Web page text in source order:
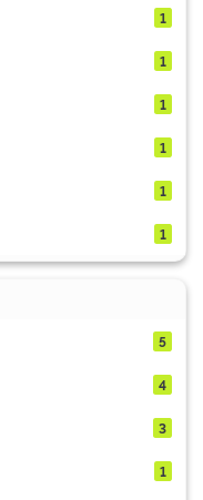
1
1
1
1
1
1
5
4
3
1